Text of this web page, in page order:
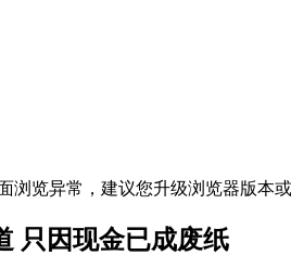
览异常，建议您升级浏览器版本
只因现金已成废纸